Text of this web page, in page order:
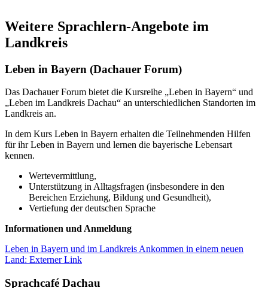
Weitere Sprachlern-Angebote im
Landkreis
Leben in Bayern (Dachauer Forum)
Das Dachauer Forum bietet die Kursreihe „Leben in Bayern“ und
„Leben im Landkreis Dachau“ an unterschiedlichen Standorten im
Landkreis an.
In dem Kurs Leben in Bayern erhalten die Teilnehmenden Hilfen
für ihr Leben in Bayern und lernen die bayerische Lebensart
kennen.
Wertevermittlung,
Unterstützung in Alltagsfragen (insbesondere in den
Bereichen Erziehung, Bildung und Gesundheit),
Vertiefung der deutschen Sprache
Informationen und Anmeldung
Leben in Bayern und im Landkreis Ankommen in einem neuen
Land: Externer Link
Sprachcafé Dachau